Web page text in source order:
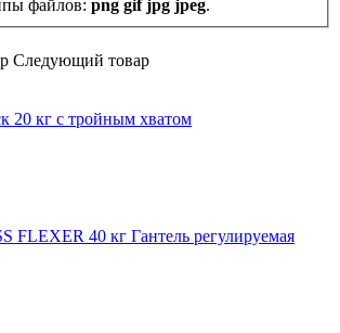
файлов: png gif jpg jpeg.
Следующий товар
20 кг с тройным хватом
FLEXER 40 кг Гантель регулируемая